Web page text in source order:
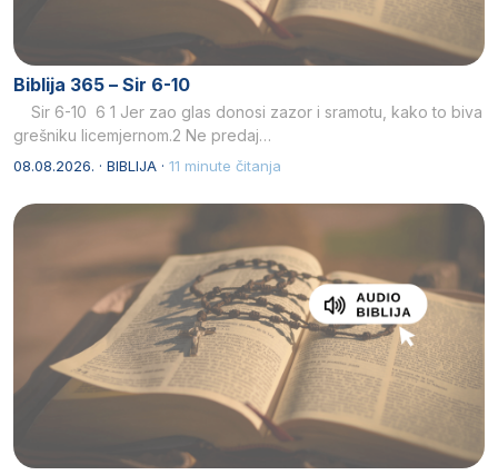
Biblija 365 – Sir 6-10
Sir 6-10 6 1 Jer zao glas donosi zazor i sramotu, kako to biva
grešniku licemjernom.2 Ne predaj…
08.08.2026. · BIBLIJA · 11 minute čitanja